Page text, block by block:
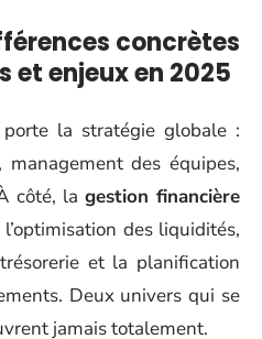
concrètes
et enjeux en 2025
porte la stratégie globale :
des équipes,
côté, la gestion financière
des liquidités,
et la planification
Deux univers qui se
jamais totalement.